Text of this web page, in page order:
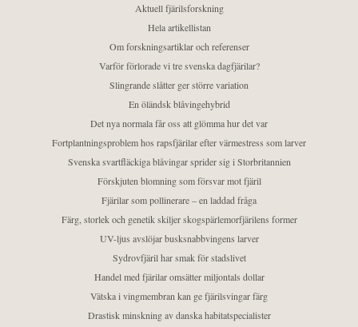
Aktuell fjärilsforskning
Hela artikellistan
Om forskningsartiklar och referenser
Varför förlorade vi tre svenska dagfjärilar?
Slingrande slåtter ger större variation
En öländsk blåvingehybrid
Det nya normala får oss att glömma hur det var
Fortplantningsproblem hos rapsfjärilar efter värmestress som larver
Svenska svartfläckiga blåvingar sprider sig i Storbritannien
Förskjuten blomning som försvar mot fjäril
Fjärilar som pollinerare – en laddad fråga
Färg, storlek och genetik skiljer skogspärlemorfjärilens former
UV-ljus avslöjar busksnabbvingens larver
Sydrovfjäril har smak för stadslivet
Handel med fjärilar omsätter miljontals dollar
Vätska i vingmembran kan ge fjärilsvingar färg
Drastisk minskning av danska habitatspecialister